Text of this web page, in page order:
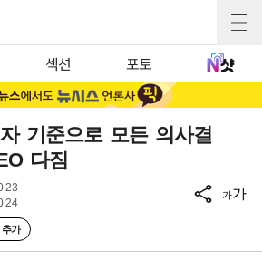
섹션 포토
기준으로 모든 의사결
다짐
가
가가